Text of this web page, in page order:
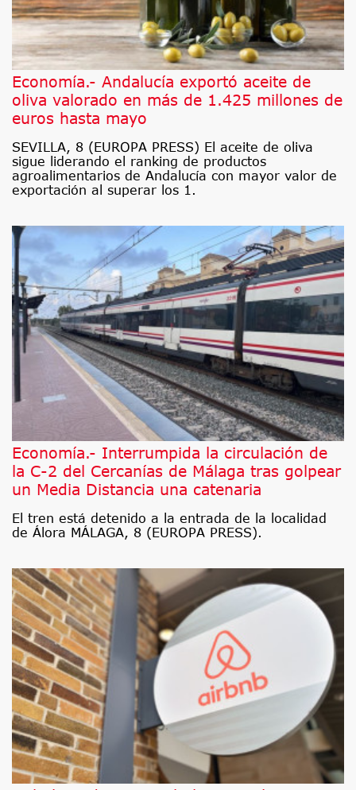
Economía.- Andalucía exportó aceite de
oliva valorado en más de 1.425 millones de
euros hasta mayo
SEVILLA, 8 (EUROPA PRESS) El aceite de oliva
sigue liderando el ranking de productos
agroalimentarios de Andalucía con mayor valor de
exportación al superar los 1.
Economía.- Interrumpida la circulación de
la C-2 del Cercanías de Málaga tras golpear
un Media Distancia una catenaria
El tren está detenido a la entrada de la localidad
de Álora MÁLAGA, 8 (EUROPA PRESS).